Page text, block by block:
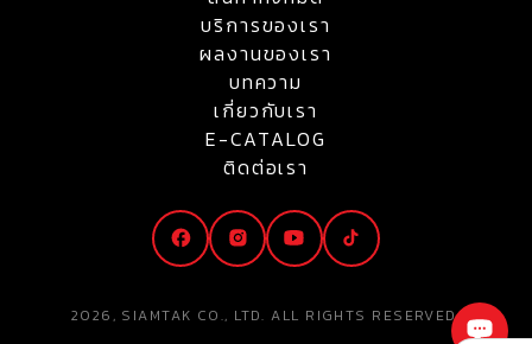
บริการของเรา
ผลงานของเรา
บทความ
เกี่ยวกับเรา
E-CATALOG
ติดต่อเรา
2026, SIAMTAK CO., LTD. ALL RIGHTS RESERVED.